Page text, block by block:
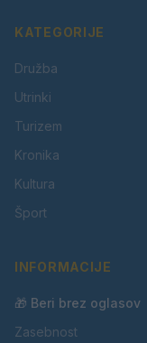
KATEGORIJE
Družba
Utrinki
Turizem
Kronika
Kultura
Šport
INFORMACIJE
🎁 Beri brez oglasov
Zasebnost